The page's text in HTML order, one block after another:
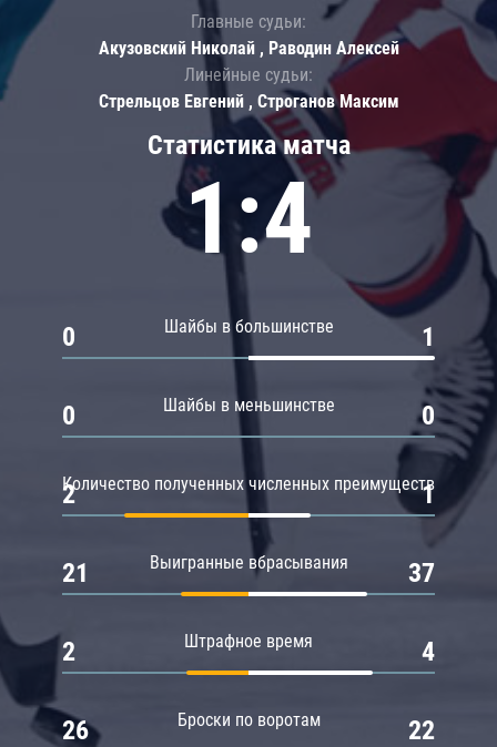
Статистика матча
1:4
Шайбы в большинстве
0 1
Шайбы в меньшинстве
0 0
Количество полученных численных преимуществ
2 1
Выигранные вбрасывания
21 37
Штрафное время
2 4
Броски по воротам
26 22
Главные судьи:
Акузовский Николай , Раводин Алексей
Линейные судьи:
Стрельцов Евгений , Строганов Максим